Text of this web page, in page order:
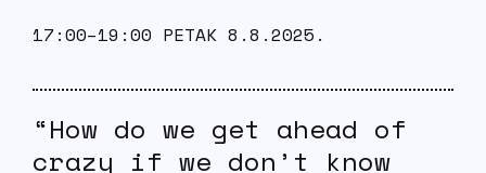
17:00–19:00 PETAK 8.8.2025.
“How do we get ahead of
crazy if we don’t know